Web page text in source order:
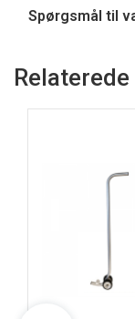
Spørgsmål til